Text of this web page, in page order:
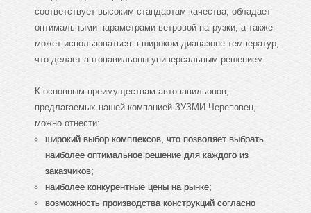
соответствует высоким стандартам качества, обладает
оптимальными параметрами ветровой нагрузки, а также
может использоваться в широком диапазоне температур,
что делает автопавильоны универсальным решением.
К основным преимуществам автопавильонов,
предлагаемых нашей компанией ЗУЗМИ-Череповец,
можно отнести:
широкий выбор комплексов, что позволяет выбрать
наиболее оптимальное решение для каждого из
заказчиков;
наиболее конкурентные цены на рынке;
возможность производства конструкций согласно